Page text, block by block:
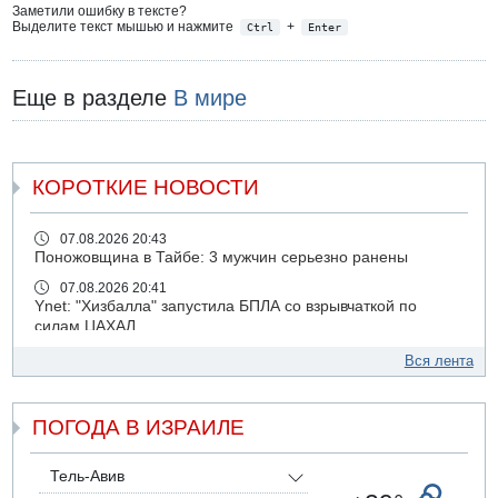
Заметили ошибку в тексте?
Выделите текст мышью и нажмите
Ctrl + Enter
Еще в разделе В мире
КОРОТКИЕ НОВОСТИ
07.08.2026 20:43
Поножовщина в Тайбе: 3 мужчин серьезно ранены
07.08.2026 20:41
Ynet: "Хизбалла" запустила БПЛА со взрывчаткой по
силам ЦАХАЛ
ДТП в Ашдоде: тяжело ранены двое маленьких детей
07.08.2026 19:14
Скончался водитель, врезавшийся в стену в
Иерусалиме
07.08.2026 17:57
Подозреваемый в домогательствах в хостеле - Гильбоа
Вся лента
ПОГОДА В ИЗРАИЛЕ
Тель-Авив